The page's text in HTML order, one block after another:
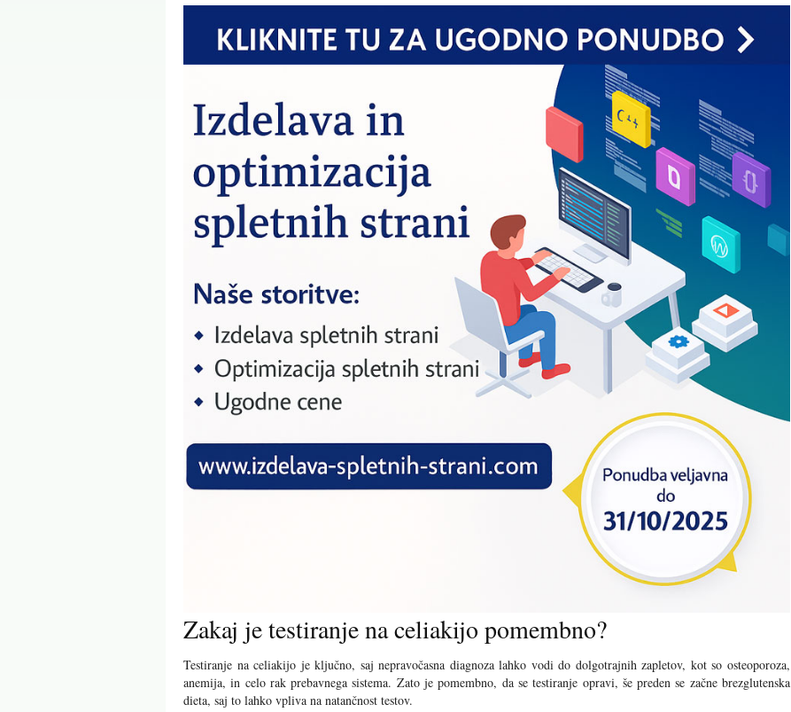
Zakaj je testiranje na celiakijo pomembno?
Testiranje na celiakijo je ključno, saj nepravočasna diagnoza lahko vodi do dolgotrajnih zapletov, kot so osteoporoza,
anemija, in celo rak prebavnega sistema. Zato je pomembno, da se testiranje opravi, še preden se začne brezglutenska
dieta, saj to lahko vpliva na natančnost testov.